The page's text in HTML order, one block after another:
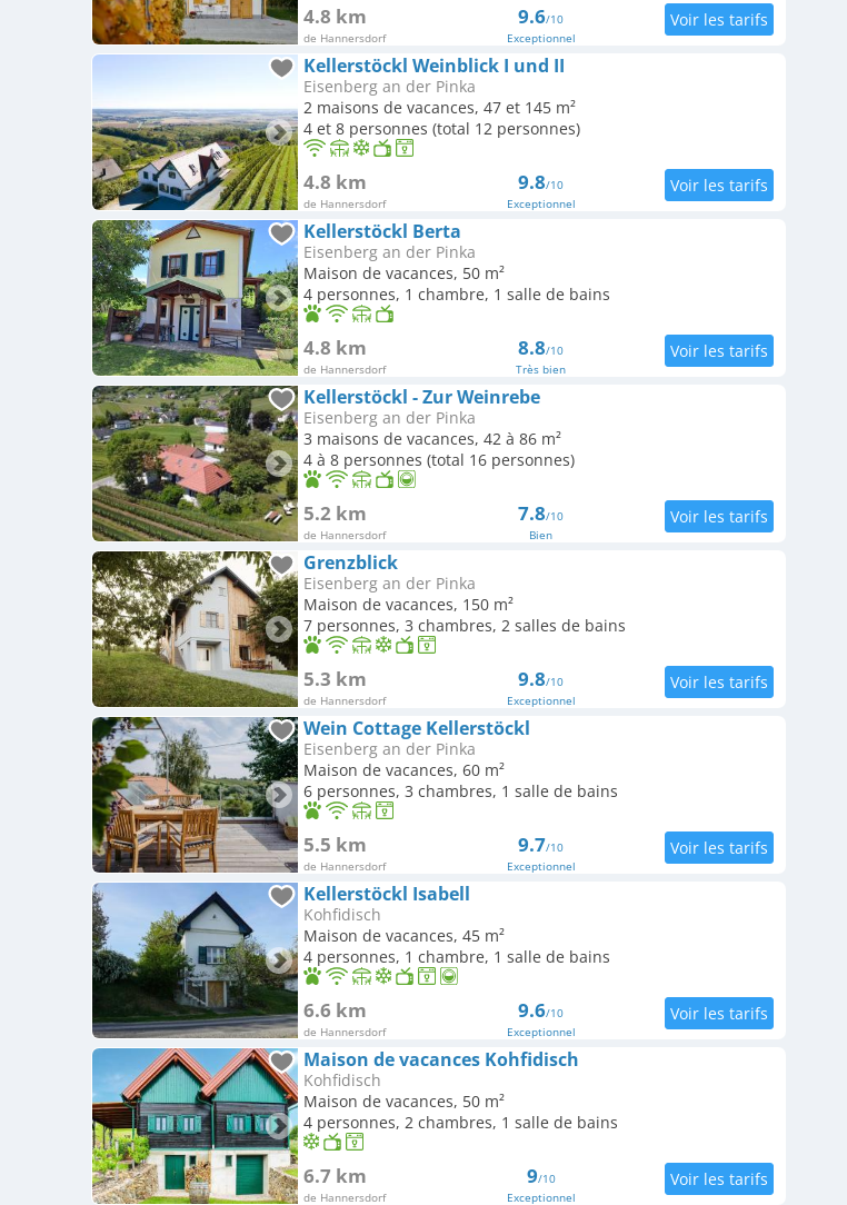
4.8 km
de Hannersdorf
9.6/10
Exceptionnel
Kellerstöckl Weinblick I und II
Eisenberg an der Pinka
2 maisons de vacances, 47 et 145 m²
4 et 8 personnes (total 12 personnes)
4.8 km
de Hannersdorf
9.8/10
Exceptionnel
Kellerstöckl Berta
Eisenberg an der Pinka
Maison de vacances, 50 m²
4 personnes, 1 chambre, 1 salle de bains
4.8 km
de Hannersdorf
8.8/10
Très bien
Kellerstöckl - Zur Weinrebe
Eisenberg an der Pinka
3 maisons de vacances, 42 à 86 m²
4 à 8 personnes (total 16 personnes)
5.2 km
de Hannersdorf
7.8/10
Bien
Grenzblick
Eisenberg an der Pinka
Maison de vacances, 150 m²
7 personnes, 3 chambres, 2 salles de bains
5.3 km
de Hannersdorf
9.8/10
Exceptionnel
Wein Cottage Kellerstöckl
Eisenberg an der Pinka
Maison de vacances, 60 m²
6 personnes, 3 chambres, 1 salle de bains
5.5 km
de Hannersdorf
9.7/10
Exceptionnel
Kellerstöckl Isabell
Kohfidisch
Maison de vacances, 45 m²
4 personnes, 1 chambre, 1 salle de bains
6.6 km
de Hannersdorf
9.6/10
Exceptionnel
Maison de vacances Kohfidisch
Kohfidisch
Maison de vacances, 50 m²
4 personnes, 2 chambres, 1 salle de bains
6.7 km
de Hannersdorf
9/10
Exceptionnel